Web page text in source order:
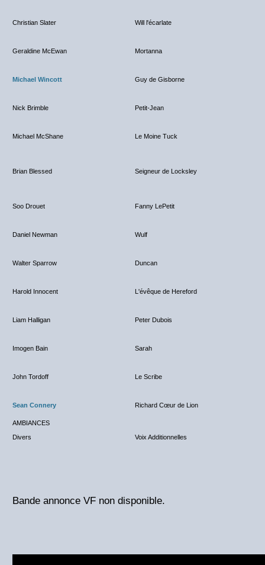
Christian Slater Will l'écarlate
Geraldine McEwan Mortanna
Michael Wincott Guy de Gisborne
Nick Brimble Petit-Jean
Michael McShane Le Moine Tuck
Brian Blessed Seigneur de Locksley
Soo Drouet Fanny LePetit
Daniel Newman Wulf
Walter Sparrow Duncan
Harold Innocent L'évêque de Hereford
Liam Halligan Peter Dubois
Imogen Bain Sarah
John Tordoff Le Scribe
Sean Connery Richard Cœur de Lion
AMBIANCES
Divers
Voix Additionnelles
Bande annonce VF non disponible.